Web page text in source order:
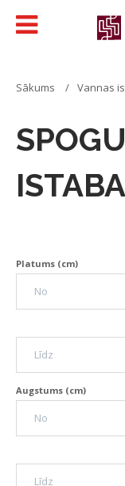
Sākums Vannas
Platums (cm)
Augstums (cm)